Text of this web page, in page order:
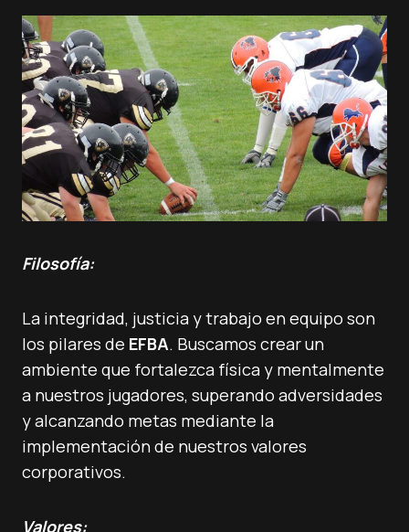
Filosofía:
La integridad, justicia y trabajo en equipo son
los pilares de EFBA. Buscamos crear un
ambiente que fortalezca física y mentalmente
a nuestros jugadores, superando adversidades
y alcanzando metas mediante la
implementación de nuestros valores
corporativos.
Valores: